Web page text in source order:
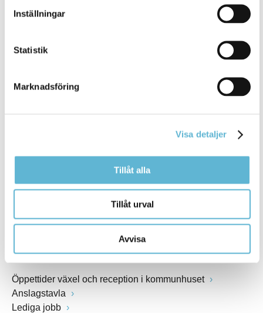
Inställningar
Statistik
Marknadsföring
Visa detaljer
Tillåt alla
Tillåt urval
Avvisa
Besöksadress
Postadress
www.bromolla.se
Växel: 0456-82 20 00
Öppettider växel och reception i kommunhuset
Anslagstavla
Lediga jobb